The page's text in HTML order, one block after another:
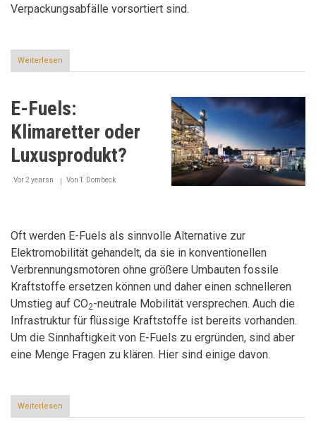
Verpackungsabfälle vorsortiert sind.
Weiterlesen
Wieviel
denn
E-Fuels:
Klimaretter oder
Luxusprodukt?
Vor 2 yearsn VonT. Dombeck
Oft werden E-Fuels als sinnvolle Alternative zur
Elektromobilität gehandelt, da sie in konventionellen
Verbrennungsmotoren ohne größere Umbauten fossile
Kraftstoffe ersetzen können und daher einen schnelleren
Umstieg auf CO2-neutrale Mobilität versprechen. Auch die
Infrastruktur für flüssige Kraftstoffe ist bereits vorhanden.
Um die Sinnhaftigkeit von E-Fuels zu ergründen, sind aber
eine Menge Fragen zu klären. Hier sind einige davon.
Weiterlesen
E-